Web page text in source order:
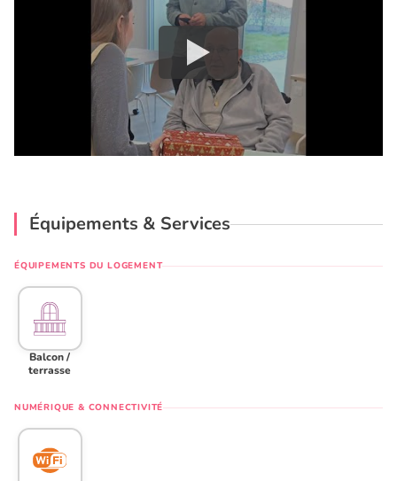
Équipements & Services
ÉQUIPEMENTS DU LOGEMENT
Balcon /
terrasse
NUMÉRIQUE & CONNECTIVITÉ